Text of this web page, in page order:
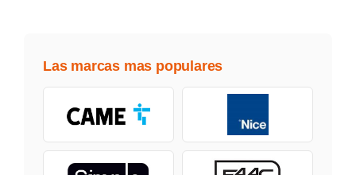
Las marcas mas populares